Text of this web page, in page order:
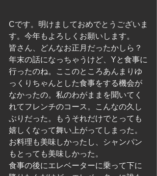
Cです。明けましておめでとうございま
す。今年もよろしくお願いします。
皆さん、どんなお正月だったかしら？
年末の話になっちゃうけど、Yと食事に
行ったのね。ここのところあんまりゆ
っくりちゃんとした食事をする機会が
なかったの。私のわがままを聞いてく
れてフレンチのコース。こんなの久し
ぶりだった。もうそれだけでとっても
嬉しくなって舞い上がってしまった。
お料理も美味しかったし、シャンパン
もとっても美味しかった。
食事の後にエレベーターに乗って下に